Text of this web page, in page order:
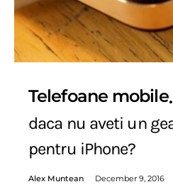
Telefoane mobile
daca nu aveti un
pentru iPhone?
Alex Muntean December 9, 2016